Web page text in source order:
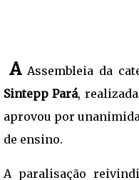
AAssembleia da
Sintepp Pará,
aprovou por
de ensino.
A paralisação